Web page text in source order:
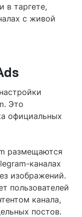
в таргете,
с живой
Это
официальных
размещаются
каналах
изображений.
пользователей
канала,
постов.